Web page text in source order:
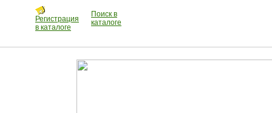
Регистрация
в каталоге
Поиск в
каталоге